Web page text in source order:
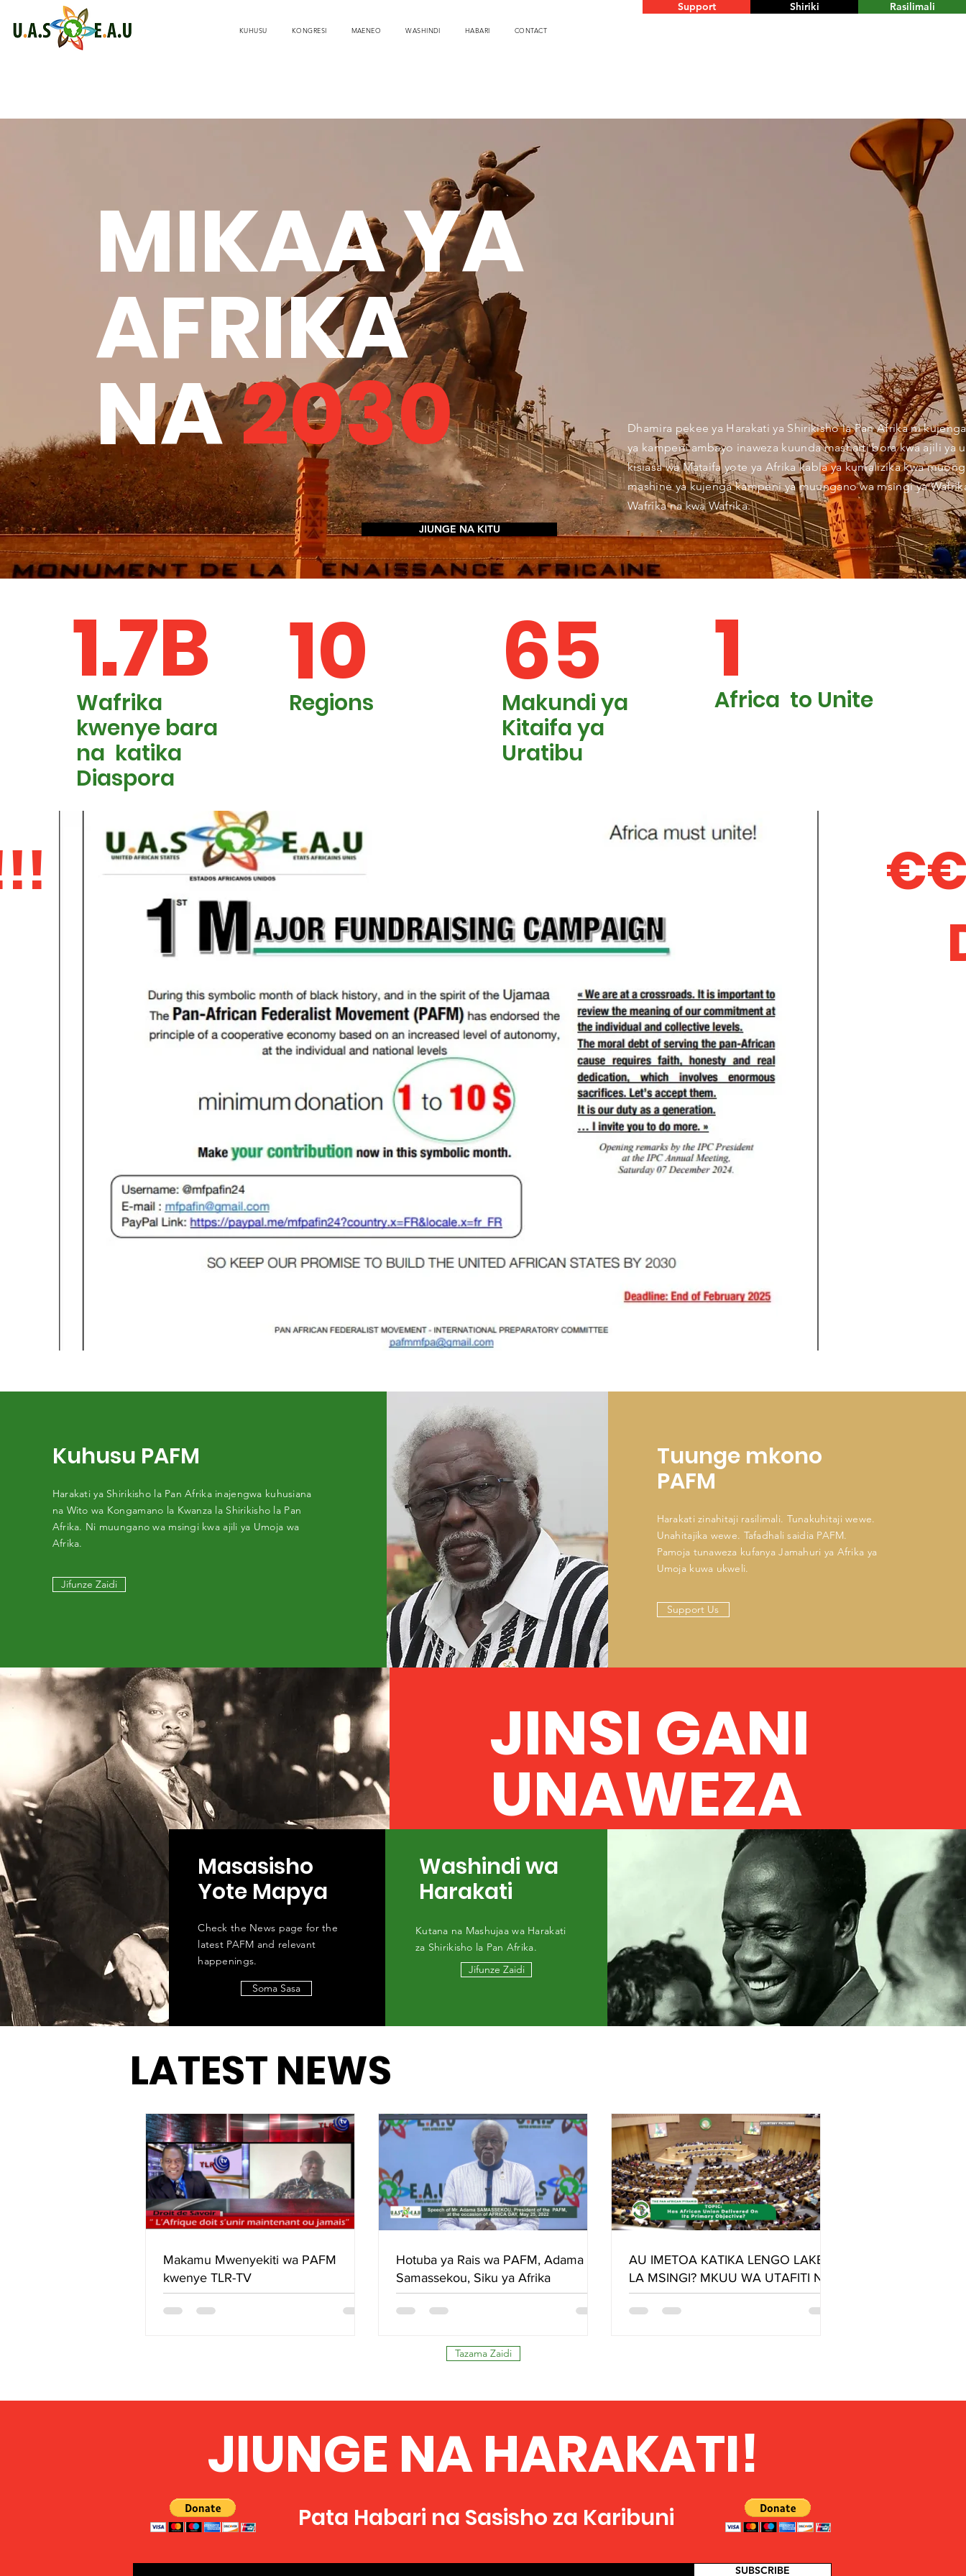
KUHUSU KONGRESI MAENEO WASHINDI HABARI CONTACT
Support Shiriki Rasilimali
MIKAA YA
AFRIKA
NA2030
Dhamira pekee ya Harakati ya Shirikisho la Pan Afrika ni
ya kampeni ambayo inaweza kuunda masharti bora kwa ajili ya
kisiasa wa Mataifa yote ya Afrika kabla ya kumalizika kwa
mashine ya kujenga kampeni ya muungano wa msingi ya
Wafrika na kwa Wafrika.
JIUNGE NA KITU
1.7B
Wafrika
kwenye bara
na katika
Diaspora
10
Regions 65
Makundi ya
Kitaifa ya
Uratibu
1
Africa to Unite
Kuhusu PAFM
Harakati ya Shirikisho la Pan Afrika inajengwa kuhusiana
na Wito wa Kongamano la Kwanza la Shirikisho la Pan
Afrika. Ni muungano wa msingi kwa ajili ya Umoja wa
Afrika.
Jifunze Zaidi
Tuunge mkono
PAFM
Harakati zinahitaji rasilimali. Tunakuhitaji wewe.
Unahitajika wewe. Tafadhali saidia PAFM.
Pamoja tunaweza kufanya Jamahuri ya Afrika ya
Umoja kuwa ukweli.
Support Us
JINSI GANI
UNAWEZA
KUSAIDIA
Kuna mambo mengi unayoweza kufanya kusaidia. Bonyeza Fanya Sasa kuona
Tenda Sasa
Masasisho
Yote Mapya
Check the News page for the
latest PAFM and relevant
happenings.
Soma Sasa
Washindi wa
Harakati
Kutana na Mashujaa wa Harakati
za Shirikisho la Pan Afrika.
Jifunze Zaidi
LATEST NEWS
Makamu Mwenyekiti wa PAFM
kwenye TLR-TV
Hotuba ya Rais wa PAFM, Adama
Samassekou, Siku ya Afrika
AU IMETOA KATIKA LENGO LAKE
LA MSINGI? MKUU WA UTAFITI NA
MKAKATI WA PAFM AFRICA
MAGHARIBI AKIHUTUBIA PAN
Tazama Zaidi
JIUNGE NA HARAKATI!
Pata Habari na Sasisho za Karibuni
SUBSCRIBE